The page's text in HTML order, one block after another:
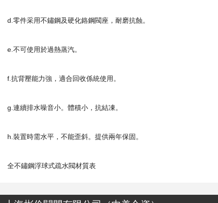
d.零件采用不鏽鋼及硬化鉻鋼閥座，耐磨抗蝕。
e.不可使用於過熱蒸汽。
f.抗背壓能力強，適合回收係統使用。
g.連續排水噪音小。體積小，抗結凍。
h.裝置時需水平，不能歪斜。提供兩年保固。
全不鏽鋼浮球式疏水閥材質表